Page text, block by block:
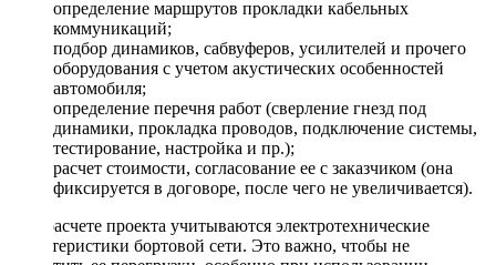
определение маршрутов прокладки кабельных
коммуникаций;
подбор динамиков, сабвуферов, усилителей и прочего
оборудования с учетом акустических особенностей
автомобиля;
определение перечня работ (сверление гнезд под
динамики, прокладка проводов, подключение системы,
тестирование, настройка и пр.);
расчет стоимости, согласование ее с заказчиком (она
фиксируется в договоре, после чего не увеличивается).
При расчете проекта учитываются электротехнические
характеристики бортовой сети. Это важно, чтобы не